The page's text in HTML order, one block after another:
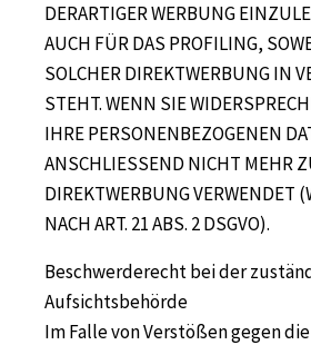
DERARTIGER WERBUNG
AUCH FÜR DAS PROFILING,
SOLCHER DIREKTWERBUNG IN
STEHT. WENN SIE
IHRE PERSONENBEZOGENEN
ANSCHLIESSEND NICHT MEHR
DIREKTWERBUNG VERWENDET
NACH ART. 21 ABS. 2 DSGVO).
Beschwerderecht bei der
Aufsichtsbehörde
Im Falle von Verstößen gegen